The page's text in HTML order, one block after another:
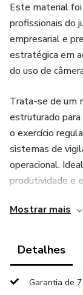
Este material
profissionais do
empresarial e
estratégica em
do uso de
Trata-se de um
estruturado
o exercício
sistemas de
operacional.
produtividade e
Mostrar mais
Detalhes
Garantia de